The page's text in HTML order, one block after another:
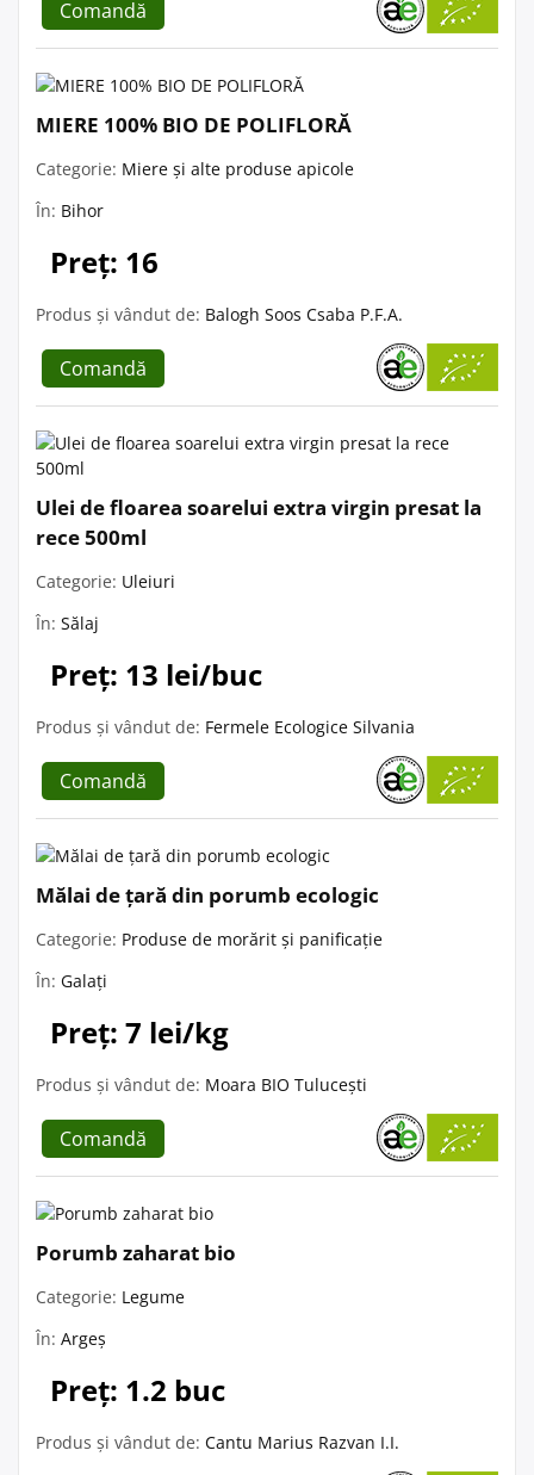
Comandă
MIERE 100% BIO DE POLIFLORĂ
Categorie: Miere și alte produse apicole
În: Bihor
Preț: 16
Produs și vândut de: Balogh Soos Csaba P.F.A.
Comandă
Ulei de floarea soarelui extra virgin presat la
rece 500ml
Categorie: Uleiuri
În: Sălaj
Preț: 13 lei/buc
Produs și vândut de: Fermele Ecologice Silvania
Comandă
Mălai de țară din porumb ecologic
Categorie: Produse de morărit și panificație
În: Galați
Preț: 7 lei/kg
Produs și vândut de: Moara BIO Tulucești
Comandă
Porumb zaharat bio
Categorie: Legume
În: Argeș
Preț: 1.2 buc
Produs și vândut de: Cantu Marius Razvan I.I.